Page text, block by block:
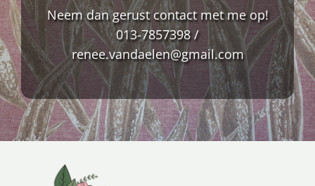
Neem dan gerust contact met me op!
013-7857398/
renee.vandaelen@gmail.com